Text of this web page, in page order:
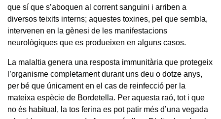
que sí que s’aboquen al corrent sanguini i arriben a
diversos teixits interns; aquestes toxines, pel que sembla,
intervenen en la gènesi de les manifestacions
neurològiques que es produeixen en alguns casos.
La malaltia genera una resposta immunitària que protegeix
l’organisme completament durant uns deu o dotze anys,
per bé que únicament en el cas de reinfecció per la
mateixa espècie de Bordetella. Per aquesta raó, tot i que
no és habitual, la tos ferina es pot patir més d’una vegada